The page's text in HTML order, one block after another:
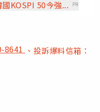
KOSPI 50今強...
PR
8641 、投訴爆料信箱：